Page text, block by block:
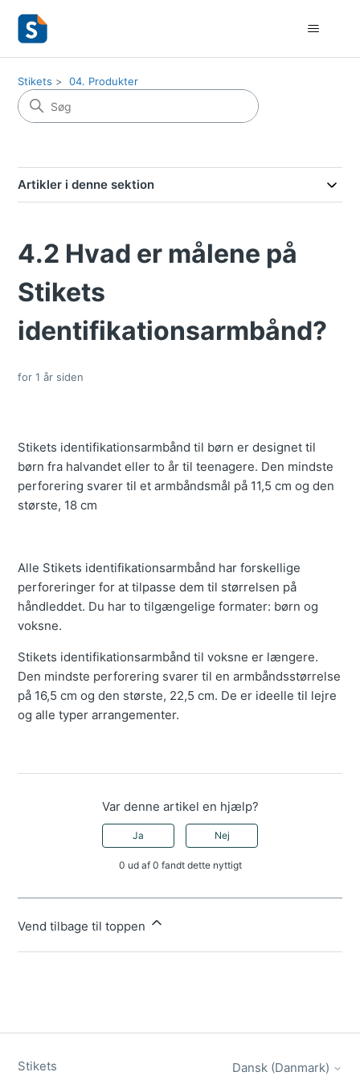
Stikets 04. Produkter
Artikler i denne sektion
4.2 Hvad er målene på
Stikets
identifikationsarmbånd?
for 1 år siden
Stikets identifikationsarmbånd til børn er designet til
børn fra halvandet eller to år til teenagere. Den mindste
perforering svarer til et armbåndsmål på 11,5 cm og den
største, 18 cm
Alle Stikets identifikationsarmbånd har forskellige
perforeringer for at tilpasse dem til størrelsen på
håndleddet. Du har to tilgængelige formater: børn og
voksne.
Stikets identifikationsarmbånd til voksne er længere.
Den mindste perforering svarer til en armbåndsstørrelse
på 16,5 cm og den største, 22,5 cm. De er ideelle til lejre
og alle typer arrangementer.
Var denne artikel en hjælp?
Ja Nej
0 ud af 0 fandt dette nyttigt
Vend tilbage til toppen
Stikets Dansk (Danmark)